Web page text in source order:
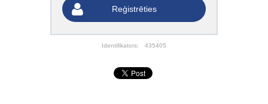
Reģistrēties
Identifikators: 435405